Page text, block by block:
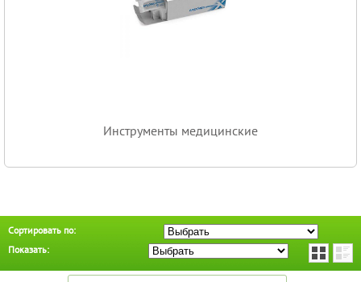
Инструменты медицинские
Сортировать по:
Показать: